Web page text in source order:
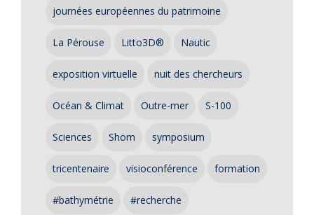
journées européennes du patrimoine
La Pérouse Litto3D® Nautic
exposition virtuelle nuit des chercheurs
Océan & Climat Outre-mer S-100
Sciences Shom symposium
tricentenaire visioconférence formation
#bathymétrie #recherche